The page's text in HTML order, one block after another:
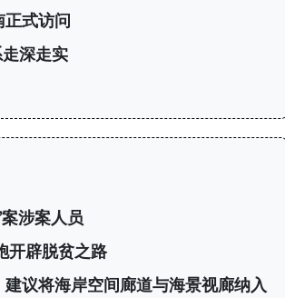
式访问
深走实
涉案人员
开辟脱贫之路
议将海岸空间廊道与海景视廊纳入